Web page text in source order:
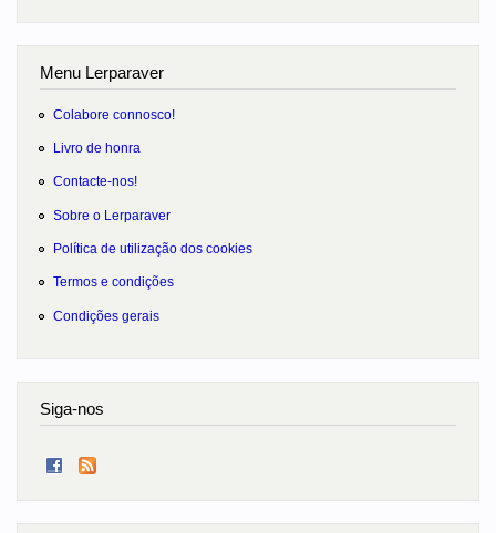
Menu Lerparaver
Colabore connosco!
Livro de honra
Contacte-nos!
Sobre o Lerparaver
Política de utilização dos cookies
Termos e condições
Condições gerais
Siga-nos